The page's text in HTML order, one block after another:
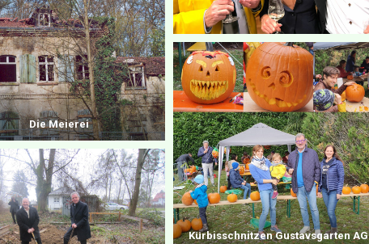
Die Meierei
Kürbisschnitzen Gustavsgarten AG